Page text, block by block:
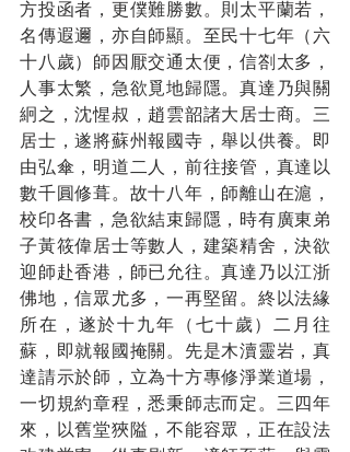
方投函者，更僕難勝數。則太平蘭若，
名傳遐邇，亦自師顯。至民十七年（六
十八歲）師因厭交通太便，信劄太多，
人事太繁，急欲覓地歸隱。真達乃與關
絅之，沈惺叔，趙雲韶諸大居士商。三
居士，遂將蘇州報國寺，舉以供養。即
由弘傘，明道二人，前往接管，真達以
數千圓修葺。故十八年，師離山在滬，
校印各書，急欲結束歸隱，時有廣東弟
子黃筱偉居士等數人，建築精舍，決欲
迎師赴香港，師已允往。真達乃以江浙
佛地，信眾尤多，一再堅留。終以法緣
所在，遂於十九年（七十歲）二月往
蘇，即就報國掩關。先是木瀆靈岩，真
達請示於師，立為十方專修淨業道場，
一切規約章程，悉秉師志而定。三四年
來，以舊堂狹隘，不能容眾，正在設法